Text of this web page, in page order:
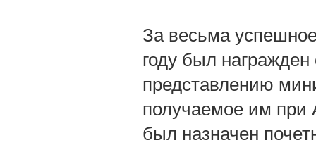
За весьма
году был
представлению
получаемое им при
был назначен